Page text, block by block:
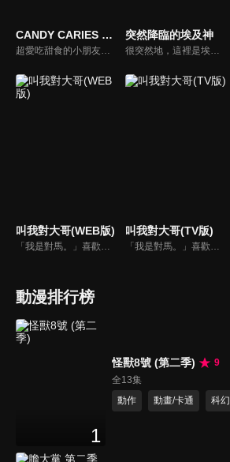
CANDY CARIES 蛀在糖糖裡 突然降臨的埃及神
很突然地，這裡是埃及神明的世界。以阿努比斯為首的古埃及知名神明們自由自在地過日子。要說有多自由呢？像是突然冒出來唱歌跳舞的芭絲特、總是面無表情的梅傑德、努力打工的荷魯斯、用盡全力惡作劇的賽特、出外旅行而幾乎回不了家的拉…。各式各樣的神明們無拘無束地快樂過生活。
叫我對大哥(WEB版)
「我是對馬。」喜歡貓咪的「爺爺(女性)」某天在路上遇見了一隻會說話（？）的貓！這隻目中無人的前野貓名叫「對馬」。爺爺家裡有先入住的「婧大姐」和愛撒嬌又膽小的「茶茶」等。和孤獨一匹狼（？）的地頭貓「修」一起，大家每天都過著悠哉的日子。要不要來稍微一窺對馬和爺爺他們，既奇葩又滿滿對貓咪的愛的日常呢？
叫我對大哥(TV版)
「我是對馬。」喜歡貓咪的「爺爺(女性)」某天在路上遇見了一隻會說話（？）的貓！這隻目中無人的前野貓名叫「對馬」。爺爺家裡有先入住的「婧大姐」和愛撒嬌又膽小的「茶茶」等。和孤獨一匹狼（？）的地頭貓「修」一起，大家每天都過著悠哉的日子。要不要來稍微一窺對馬和爺爺他們，既奇葩又滿滿對貓咪的愛的日常呢？
動漫排行榜
1
怪獸8號 (第二季)
9
全13集
動作
動畫/卡通 科幻